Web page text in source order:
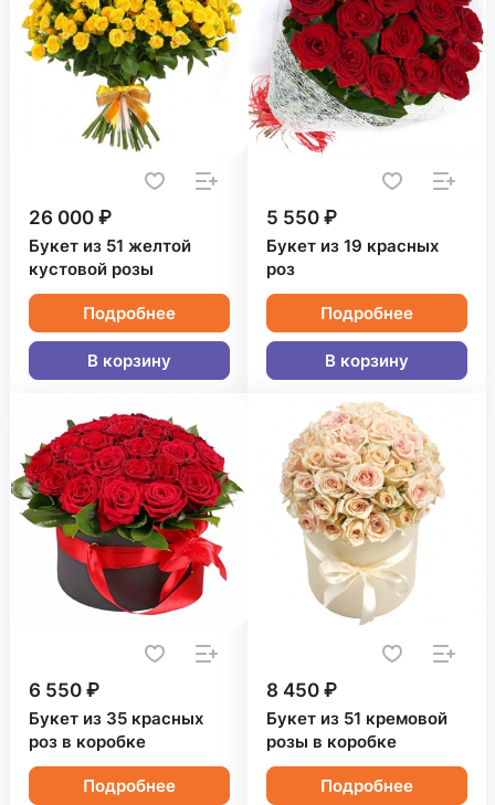
26 000 ₽
Букет из 51 желтой
кустовой розы
Подробнее
В корзину
5 550 ₽
Букет из 19 красных
роз
Подробнее
В корзину
6 550 ₽
Букет из 35 красных
роз в коробке
Подробнее
8 450 ₽
Букет из 51 кремовой
розы в коробке
Подробнее